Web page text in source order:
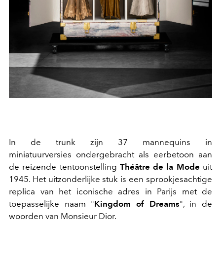
In de trunk zijn 37 mannequins in
miniatuurversies ondergebracht als eerbetoon aan
de reizende tentoonstelling Théâtre de la Mode uit
1945. Het uitzonderlijke stuk is een sprookjesachtige
replica van het iconische adres in Parijs met de
toepasselijke naam "Kingdom of Dreams", in de
woorden van Monsieur Dior.